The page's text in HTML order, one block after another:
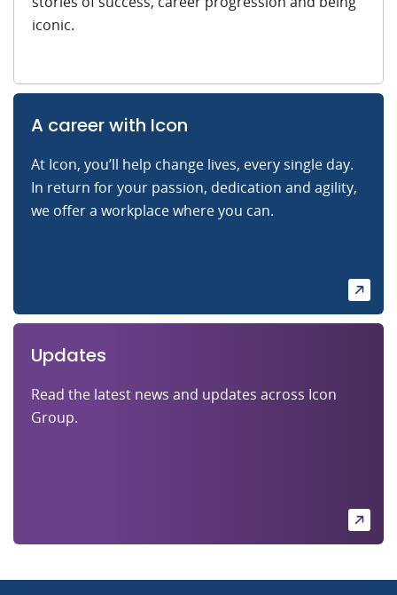
iconic.
A career with Icon
At Icon, you’ll help change lives, every single day.
In return for your passion, dedication and agility,
we offer a workplace where you can.
Updates
Read the latest news and updates across Icon
Group.